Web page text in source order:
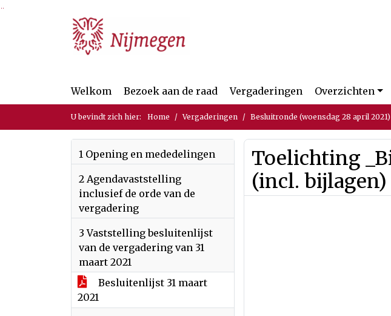
Ga naar de inhoud van deze pagina
Ga naar het zoeken
Ga naar het menu
Welkom Bezoek aan de raad Vergaderingen Overzichten
U bevindt zich hier: Home Vergaderingen Besluitronde (woensdag 28 april 2021)
1 Opening en mededelingen
2 Agendavaststelling
inclusief de orde van de
vergadering
3 Vaststelling besluitenlijst
van de vergadering van 31
maart 2021
Besluitenlijst 31 maart
2021
Toelichting
(incl. bijlagen)